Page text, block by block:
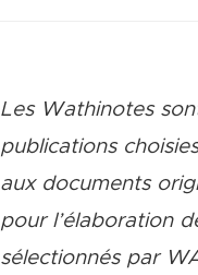
Les Wathinotes
publications
aux documents
pour l’élaboration
sélectionnés par